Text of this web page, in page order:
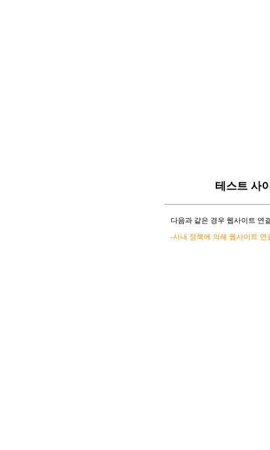
테스트 사
다음과 같은 경우 웹사이트 연
-사내 정책에 의해 웹사이트